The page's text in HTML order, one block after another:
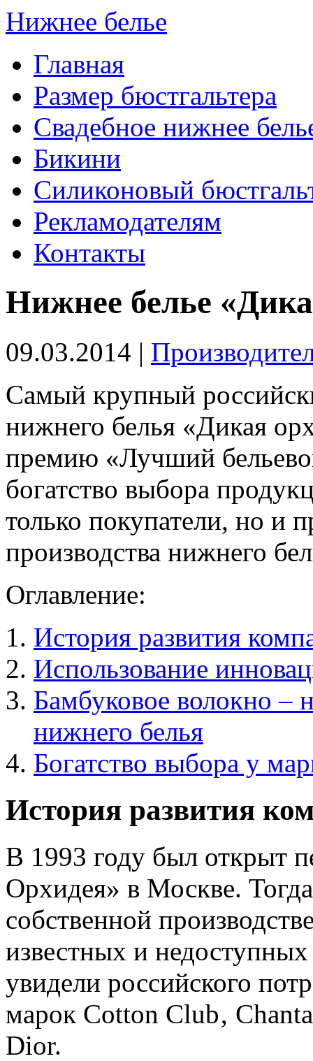
Нижнее белье
Главная
Размер бюстгальтера
Свадебное нижнее
Бикини
Силиконовый
Рекламодателям
Контакты
Нижнее белье
09.03.2014 |
Самый крупный
нижнего белья «Дикая
премию «Лучший
богатство выбора
только покупатели, но и
производства нижнего
Оглавление:
История развития
Использование
Бамбуковое волокно –
нижнего белья
Богатство выбора у
История развития
В 1993 году был открыт
Орхидея» в Москве.
собственной
известных и
увидели российского
марок Cotton Club‚
Dior.